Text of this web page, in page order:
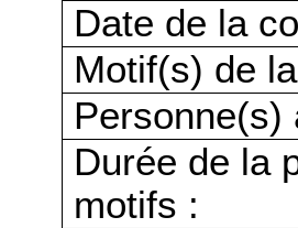
Date de la
Motif(s) de
Personne(s)
Durée de la
motifs :